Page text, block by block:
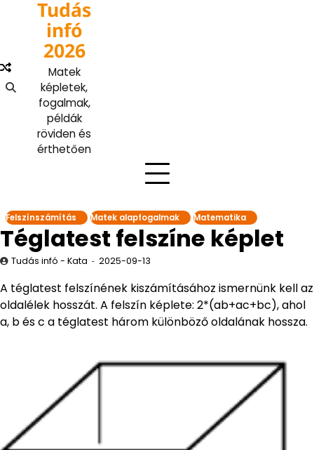
Tudás
infó
2026
Matek
képletek,
fogalmak,
példák
röviden és
érthetően
Felszínszámítás Matek alapfogalmak Matematika
Téglatest felszíne képlet
Tudás infó - Kata 2025-09-13
A téglatest felszínének kiszámításához ismernünk kell az
oldalélek hosszát. A felszín képlete: 2*(ab+ac+bc), ahol
a, b és c a téglatest három különböző oldalának hossza.